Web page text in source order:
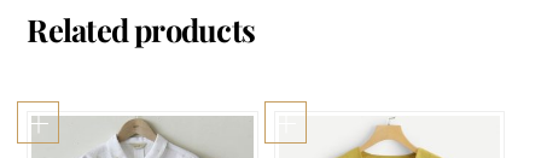
Related products